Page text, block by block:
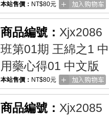
本站售價： NT$80元
商品編號： Xjx2086
班第01期 王綿之1
用藥心得01 中文版
本站售價： NT$80元
商品編號： Xjx2085